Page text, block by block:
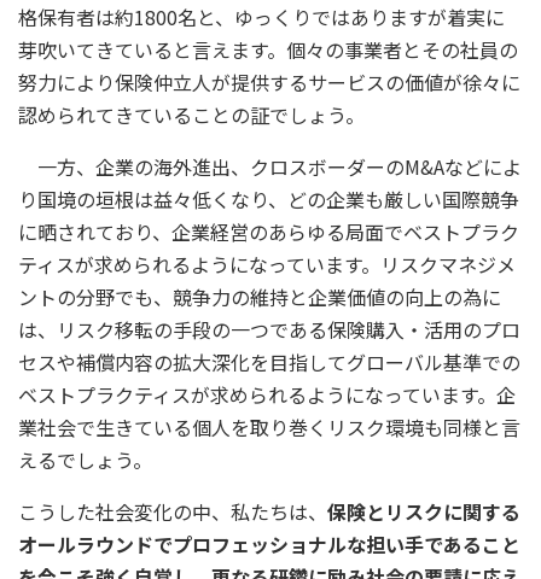
格保有者は約1800名と、ゆっくりではありますが着実に
芽吹いてきていると言えます。個々の事業者とその社員の
努力により保険仲立人が提供するサービスの価値が徐々に
認められてきていることの証でしょう。
一方、企業の海外進出、クロスボーダーのM&Aなどによ
り国境の垣根は益々低くなり、どの企業も厳しい国際競争
に晒されており、企業経営のあらゆる局面でベストプラク
ティスが求められるようになっています。リスクマネジメ
ントの分野でも、競争力の維持と企業価値の向上の為に
は、リスク移転の手段の一つである保険購入・活用のプロ
セスや補償内容の拡大深化を目指してグローバル基準での
ベストプラクティスが求められるようになっています。企
業社会で生きている個人を取り巻くリスク環境も同様と言
えるでしょう。
こうした社会変化の中、私たちは、 保険とリスクに関する
オールラウンドでプロフェッショナルな担い手であること